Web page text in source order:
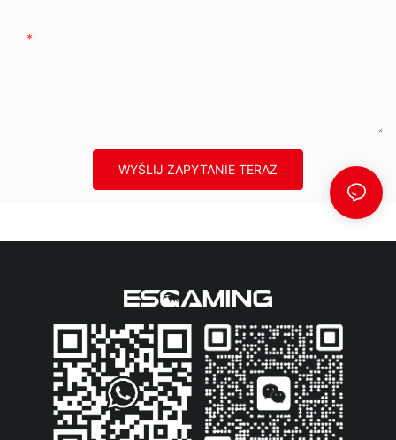
WYŚLIJ ZAPYTANIE TERAZ